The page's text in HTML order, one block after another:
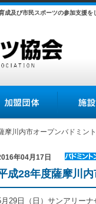
成及び市民スポーツの参加支援を
体
摩川内市オープンバドミン
年04月17日
バドミン
トン協会
成28年度薩摩川
月29日（日）サンアリー